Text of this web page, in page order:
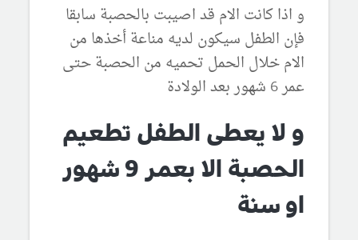
و اذا كانت الام قد اصيبت بالحصبة سابقا
فإن الطفل سيكون لديه مناعة أخذها من
الام خلال الحمل تحميه من الحصبة حتى
عمر 6 شهور بعد الولادة
و لا يعطى الطفل تطعيم
الحصبة الا بعمر 9 شهور
او سنة